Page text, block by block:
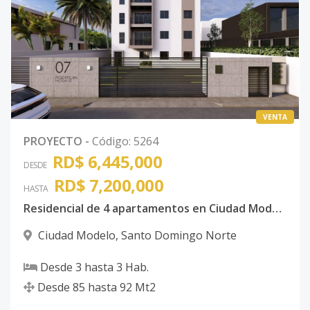
VENTA
PROYECTO - Código: 5264
DESDE RD$ 6,445,000
HASTA RD$ 7,200,000
Residencial de 4 apartamentos en Ciudad Modelo II.
Ciudad Modelo, Santo Domingo Norte
Desde 3 hasta 3 Hab.
Desde 85 hasta 92 Mt2